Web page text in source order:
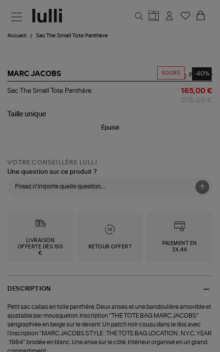
Accueil Sac The Small Tote Panthère
SOLDES -40%
MARC JACOBS
Sac
Tote
Partager
Sac The Small Tote Panthère 165,00 €
Taille unique
Épuisé
VOTRE CONSEILLÈRE LULLI
Une question sur ce produit ?
LIVRAISON
OFFERTE DÈS 150
€
RETOUR OFFERT
PAIEMENT EN
3X,4X
DESCRIPTION
Petit sac cabas en toile panthère. Deux anses et une bandoulière amovible et
ajustable par mousqueton. Inscription "THE TOTE BAG MARC JACOBS"
sérigraphiée en beige sur le devant. Un patch noir cousu dans le dos avec
l'inscription "MARC JACOBS STYLE : THE TOTE BAG LOCATION : N.Y.C. YEAR
: 1984" brodée en blanc. Une anse sur le côté. Intérieur organisé en un grand